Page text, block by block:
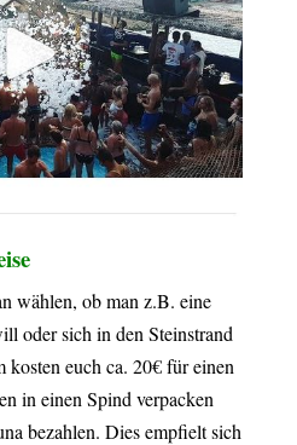
wählen, ob man z.B. eine
oder sich in den Steinstrand
euch ca. 20€ für einen
in einen Spind verpacken
bezahlen. Dies empfielt sich